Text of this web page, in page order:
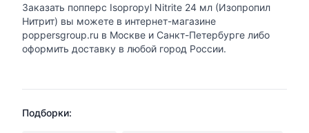
Заказать попперс Isopropyl Nitrite 24 мл (Изопропил
Нитрит) вы можете в интернет-магазине
poppersgroup.ru в Москве и Санкт-Петербурге либо
оформить доставку в любой город России.
Подборки: